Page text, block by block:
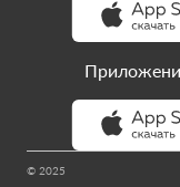
© 2025